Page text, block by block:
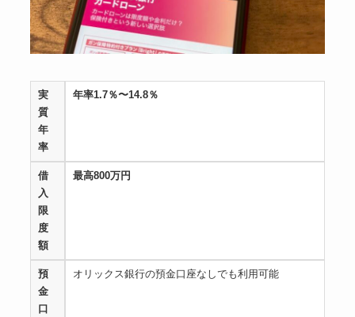
実
質
年
率
年率1.7％〜14.8％
借
入
限
度
額
最高800万円
預
金
口
オリックス銀行の預金口座なしでも利用可能